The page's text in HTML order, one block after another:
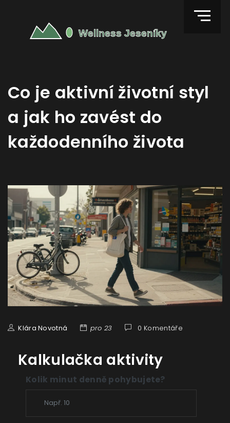
Co je aktivní životní styl
a jak ho zavést do
každodenního života
Klára Novotná pro 23 0 Komentáře
Kalkulačka aktivity
Kolik minut denně pohybujete?